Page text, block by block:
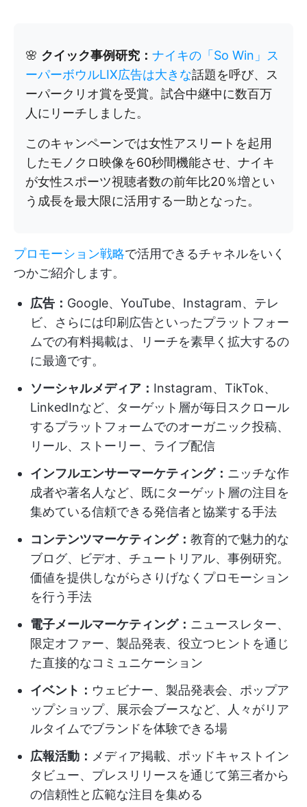
🌸 クイック事例研究： ナイキの「So Win」ス
ーパーボウルLIX広告は大きな話題を呼び、ス
ーパークリオ賞を受賞。試合中継中に数百万
人にリーチしました。
このキャンペーンでは女性アスリートを起用
したモノクロ映像を60秒間機能させ、ナイキ
が女性スポーツ視聴者数の前年比20％増とい
う成長を最大限に活用する一助となった。
プロモーション戦略で活用できるチャネルをいく
つかご紹介します。
広告： Google、YouTube、Instagram、テレ
ビ、さらには印刷広告といったプラットフォー
ムでの有料掲載は、リーチを素早く拡大するの
に最適です。
ソーシャルメディア： Instagram、TikTok、
LinkedInなど、ターゲット層が毎日スクロール
するプラットフォームでのオーガニック投稿、
リール、ストーリー、ライブ配信
インフルエンサーマーケティング： ニッチな作
成者や著名人など、既にターゲット層の注目を
集めている信頼できる発信者と協業する手法
コンテンツマーケティング： 教育的で魅力的な
ブログ、ビデオ、チュートリアル、事例研究。
価値を提供しながらさりげなくプロモーション
を行う手法
電子メールマーケティング： ニュースレター、
限定オファー、製品発表、役立つヒントを通じ
た直接的なコミュニケーション
イベント： ウェビナー、製品発表会、ポップア
ップショップ、展示会ブースなど、人々がリア
ルタイムでブランドを体験できる場
広報活動： メディア掲載、ポッドキャストイン
タビュー、プレスリリースを通じて第三者から
の信頼性と広範な注目を集める